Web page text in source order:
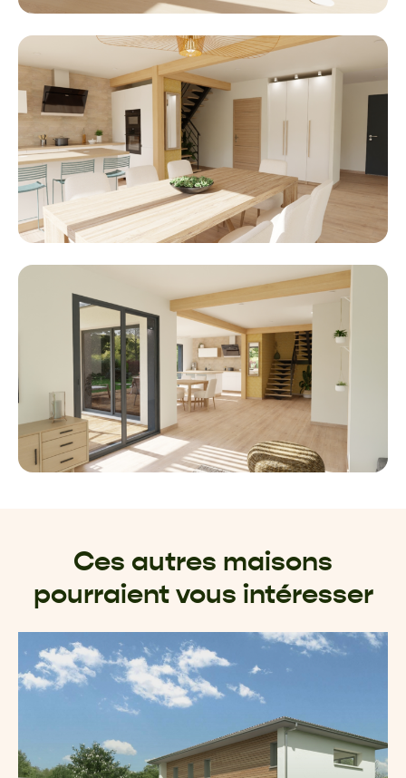
Ces autres maisons
pourraient vous intéresser